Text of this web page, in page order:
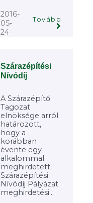
2016-
05-
24
Tovább
Szárazépítési
Nívódíj
A Szárazépítő
Tagozat
elnöksége arról
határozott,
hogy a
korábban
évente egy
alkalommal
meghirdetett
Szárazépítési
Nívódíj Pályázat
meghirdetési...